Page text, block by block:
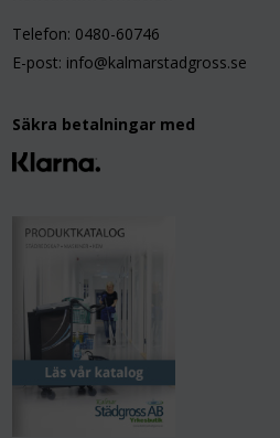
Telefon: 0480-60746
E-post: info@kalmarstadgross.se
Säkra betalningar med